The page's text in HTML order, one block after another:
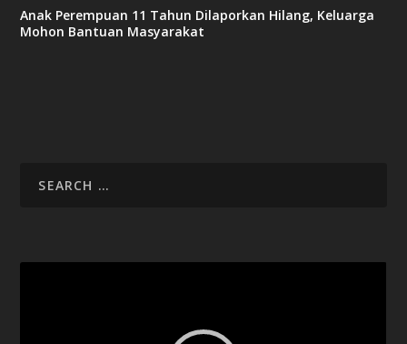
Anak Perempuan 11 Tahun Dilaporkan Hilang, Keluarga
Mohon Bantuan Masyarakat